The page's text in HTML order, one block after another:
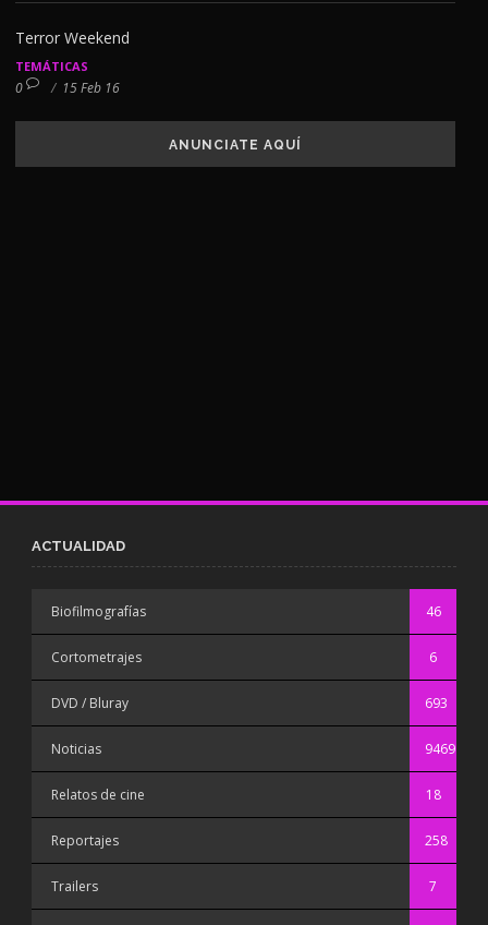
Terror Weekend
TEMÁTICAS
0 / 15 Feb 16
ANUNCIATE AQUÍ
ACTUALIDAD
Biofilmografías 46
Cortometrajes 6
DVD / Bluray 693
Noticias 9469
Relatos de cine 18
Reportajes 258
Trailers 7